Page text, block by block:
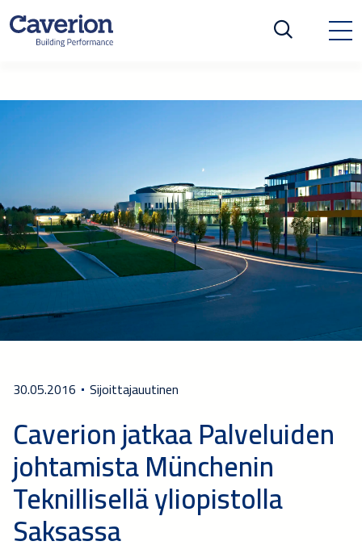
30.05.2016 Sijoittajauutinen
Caverion jatkaa Palveluiden
johtamista Münchenin
Teknillisellä yliopistolla
Saksassa